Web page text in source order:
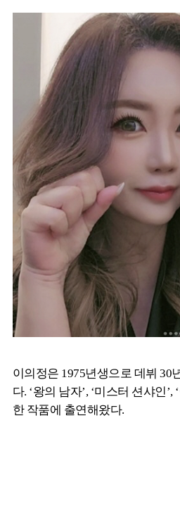
이의정은 1975년생으로 데뷔 30
다. ‘왕의 남자’, ‘미스터 션샤인’,
한 작품에 출연해왔다.